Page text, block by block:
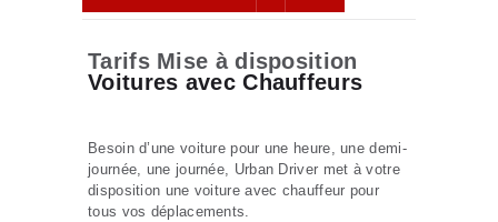
Tarifs Mise à disposition
Voitures avec Chauffeurs
Besoin d’une voiture pour une heure, une demi-
journée, une journée, Urban Driver met à votre
disposition une voiture avec chauffeur pour
tous vos déplacements.